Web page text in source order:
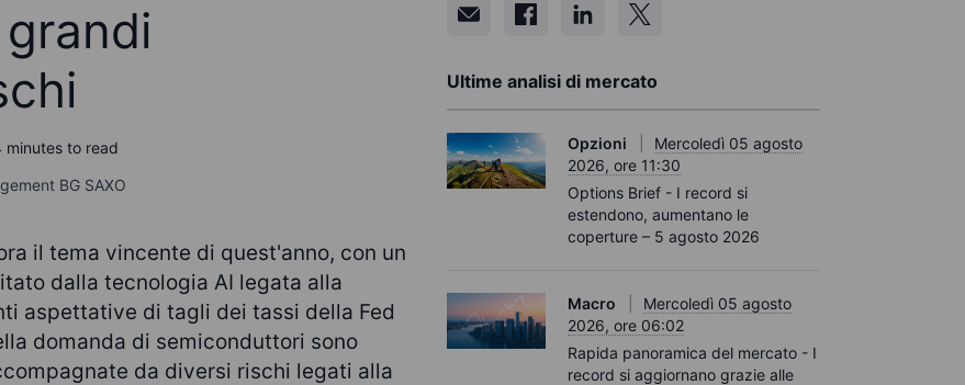
minutes to read
BG SAXO
il tema vincente di quest'anno, con un
dalla tecnologia AI legata alla
aspettative di tagli dei tassi della Fed
domanda di semiconduttori sono
da diversi rischi legati alla
Ultime analisi di mercato
Opzioni
Mercoledì 05 agosto
2026, ore 11:30
Options Brief - I record si
estendono, aumentano le
coperture – 5 agosto 2026
Macro
Mercoledì 05 agosto
2026, ore 06:02
Rapida panoramica del mercato - I
record si aggiornano grazie alle